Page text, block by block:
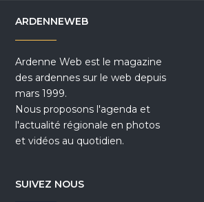
ARDENNEWEB
Ardenne Web est le magazine
des ardennes sur le web depuis
mars 1999.
Nous proposons l'agenda et
l'actualité régionale en photos
et vidéos au quotidien.
SUIVEZ NOUS